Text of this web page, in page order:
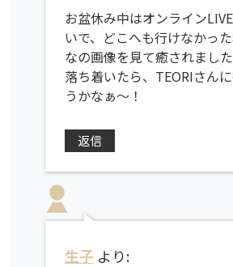
お盆休み中はオンライン
いで、どこへも行けなかっ
なの画像を見て癒されました
落ち着いたら、TEORIさん
うかなぁ〜！
返信
生子 より: